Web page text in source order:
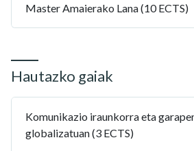
Master Amaierako Lana (10 ECTS)
Hautazko gaiak
Komunikazio iraunkorra eta
globalizatuan (3 ECTS)